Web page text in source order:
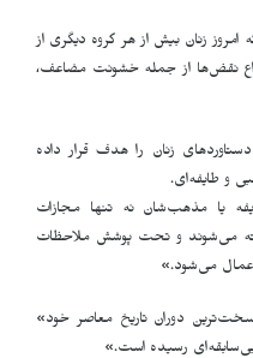
زنان بیش از هر گروه دیگری از
نقض‌ها از جمله خشونت مضاعف،
زنان را هدف قرار داده
و طایفه‌ای.
یا مذهب‌شان نه تنها مجازات
می‌شوند و تحت پوشش ملاحظات
می‌شود.»
دوران تاریخ معاصر خود»
رسیده است.»